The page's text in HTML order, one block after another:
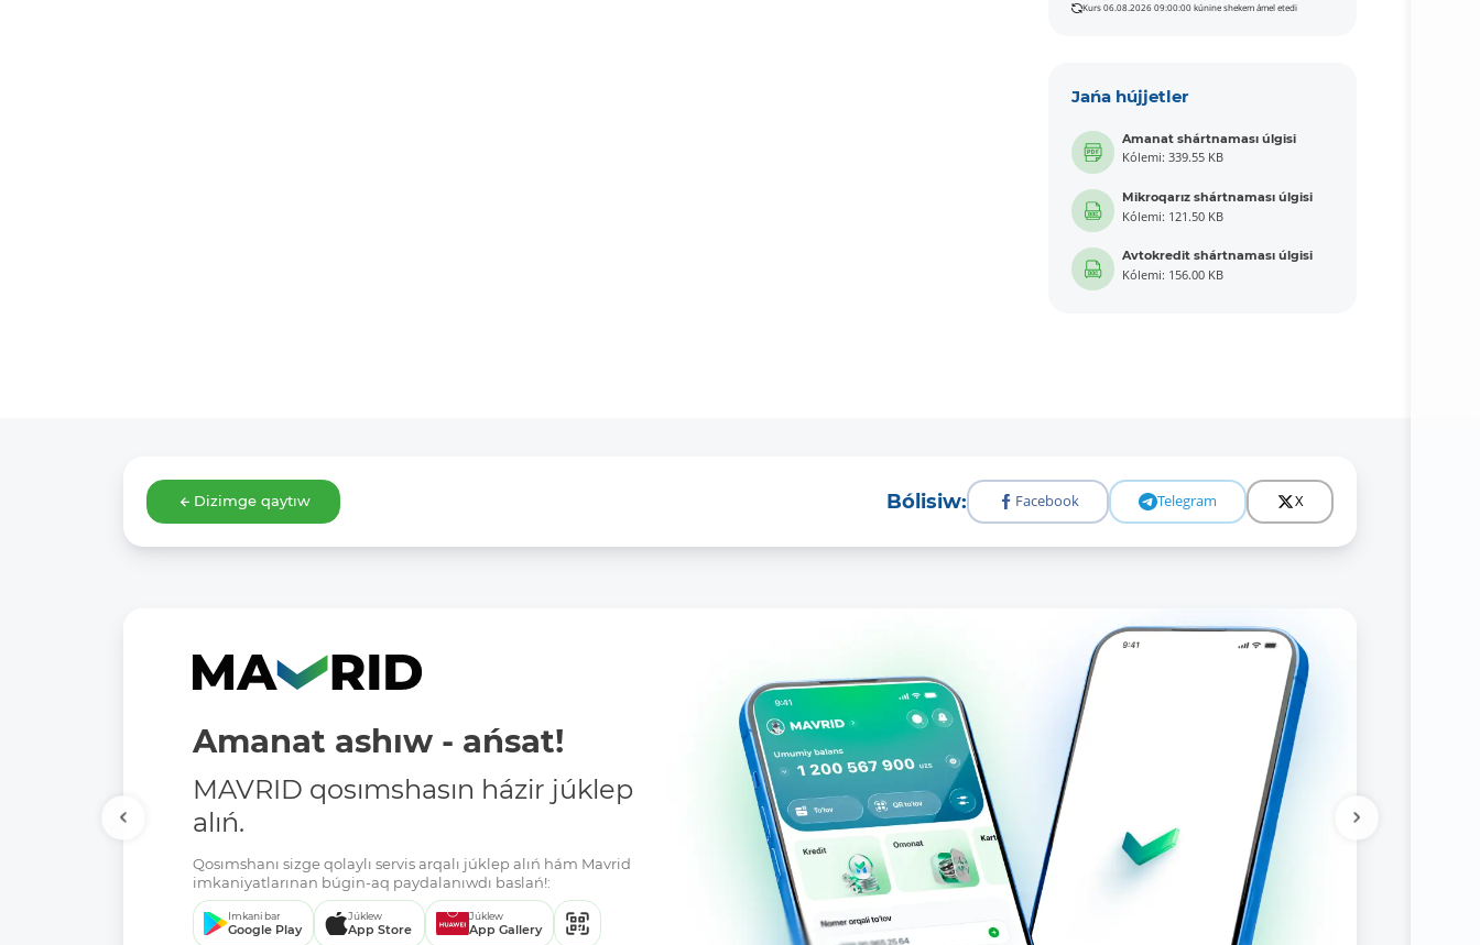
Kurs 06.08.2026 09:00:00 kúnine shekem ámel etedi
Jańa hújjetler
Amanat shártnaması úlgisi
Kólemi: 339.55 KB
Mikroqarız shártnaması úlgisi
Kólemi: 121.50 KB
Avtokredit shártnaması úlgisi
Kólemi: 156.00 KB
Dizimge qaytıw Bólisiw: Facebook Telegram X
Amanat ashıw - ańsat!
MAVRID qosımshasın házir júklep
alıń.
Qosımshanı sizge qolaylı servis arqalı júklep alıń hám Mavrid
imkaniyatlarınan búgin-aq paydalanıwdı baslań!:
Imkani bar
Google Play
Júklew
App Store
Júklew
App Gallery